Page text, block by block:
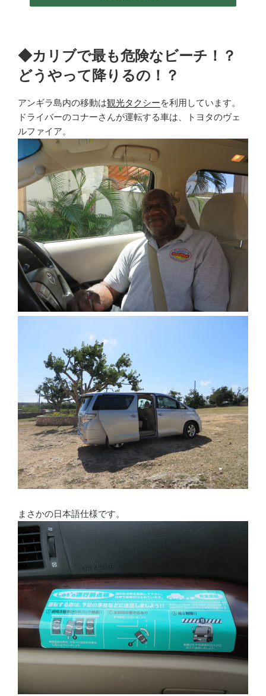
◆カリブで最も危険なビーチ！？
どうやって降りるの！？
アンギラ島内の移動は観光タクシーを利用しています。
ドライバーのコナーさんが運転する車は、トヨタのヴェ
ルファイア。
まさかの日本語仕様です。